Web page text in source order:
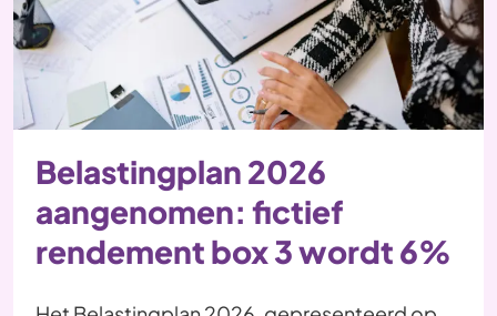
Belastingplan 2026
aangenomen: fictief
rendement box 3 wordt 6%